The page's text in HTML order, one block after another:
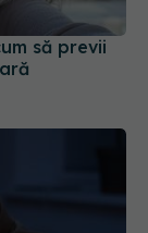
să previi